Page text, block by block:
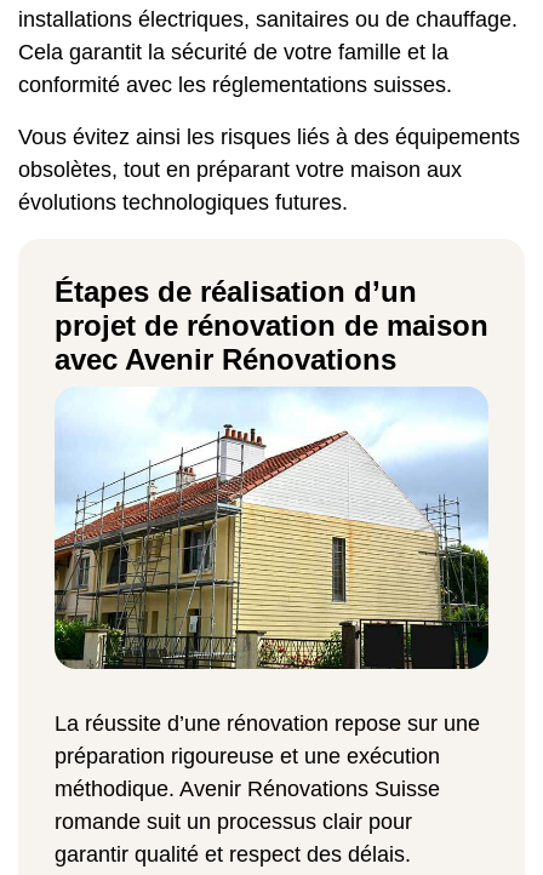
installations électriques, sanitaires ou de chauffage.
Cela garantit la sécurité de votre famille et la
conformité avec les réglementations suisses.
Vous évitez ainsi les risques liés à des équipements
obsolètes, tout en préparant votre maison aux
évolutions technologiques futures.
Étapes de réalisation d’un
projet de rénovation de maison
avec Avenir Rénovations
La réussite d’une rénovation repose sur une
préparation rigoureuse et une exécution
méthodique. Avenir Rénovations Suisse
romande suit un processus clair pour
garantir qualité et respect des délais.